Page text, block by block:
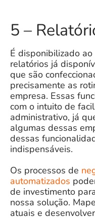
5 –
É disponibilizado
relatórios já
que são
precisamente as
empresa. Essas
com o intuito de
administrativo, já
algumas dessas
dessas
indispensáveis.
Os processos de
automatizados
de investimento
nossa solução.
atuais e